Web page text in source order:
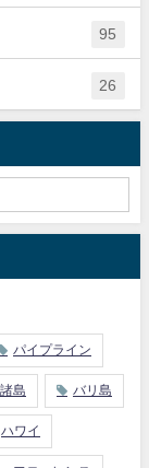
95
26
パイプライン
島 バリ島
ハワイ